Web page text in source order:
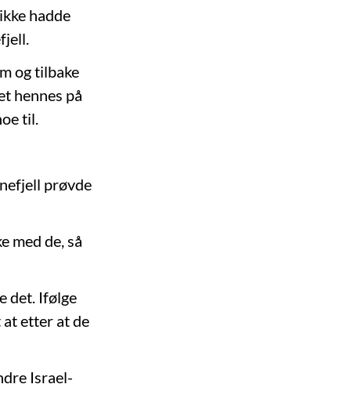
hadde
og tilbake
hennes på
til.
prøvde
med de, så
det. Ifølge
at etter at de
Israel-